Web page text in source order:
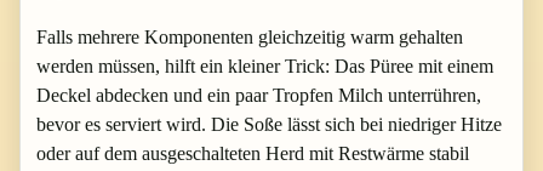
Falls mehrere Komponenten gleichzeitig warm gehalten
werden müssen, hilft ein kleiner Trick: Das Püree mit einem
Deckel abdecken und ein paar Tropfen Milch unterrühren,
bevor es serviert wird. Die Soße lässt sich bei niedriger Hitze
oder auf dem ausgeschalteten Herd mit Restwärme stabil